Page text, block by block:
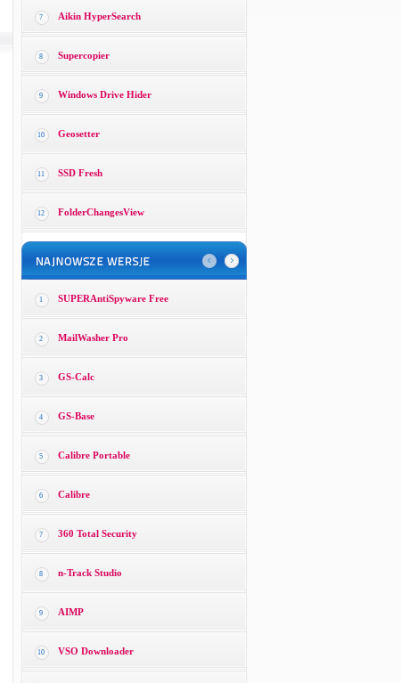
7 Aikin HyperSearch
8 Supercopier
9 Windows Drive Hider
10 Geosetter
11 SSD Fresh
12 FolderChangesView
1 SUPERAntiSpyware Free
2 MailWasher Pro
3 GS-Calc
4 GS-Base
5 Calibre Portable
6 Calibre
7 360 Total Security
8 n-Track Studio
9 AIMP
10 VSO Downloader